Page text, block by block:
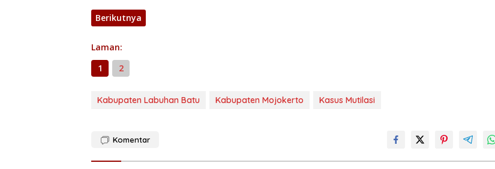
Berikutnya
Laman:
1
2
Kabupaten Labuhan Batu Kabupaten Mojokerto Kasus Mutilasi
Komentar